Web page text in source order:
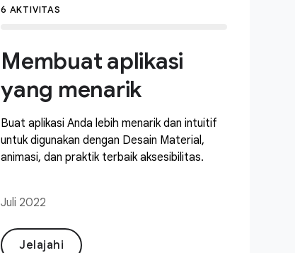
6 AKTIVITAS
Membuat aplikasi
yang menarik
Buat aplikasi Anda lebih menarik dan intuitif
untuk digunakan dengan Desain Material,
animasi, dan praktik terbaik aksesibilitas.
Juli 2022
Jelajahi